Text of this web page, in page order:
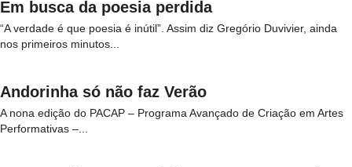
Em busca da poesia perdida
“A verdade é que poesia é inútil”. Assim diz Gregório Duvivier, ainda
nos primeiros minutos...
Andorinha só não faz Verão
A nona edição do PACAP – Programa Avançado de Criação em Artes
Performativas –...